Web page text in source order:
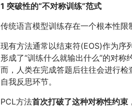
1 突破性的“不对称训练”范式
传统语言模型训练存在一个根本性限
现有方法通常以结束符(EOS)作为序
形成了“训练什么就输出什么”的对
而，人类在完成答题后往往会进行
自我反思环节。
PCL方法首次打破了这种对称性约束